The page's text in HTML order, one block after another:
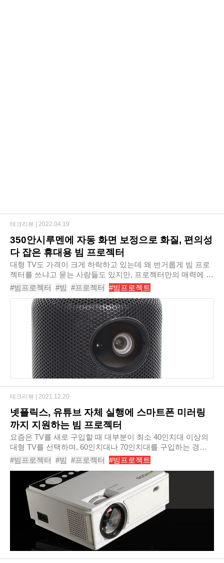
350안시루멘에 자동 화면 보정으로 화질, 편의성
다 잡은 휴대용 빔 프로젝터
대형 TV도 가격이 크게 하락하고 있는데 왜 번거롭게 빔 프로
젝터를 쓰냐고 묻는 사람들도 있지만, 프로젝터만의 매력에 빠
지면 또 다른 세상이 열린다. 하지만 선택에는 신중할 수밖에
없다. 특히 야외에서도 사용할 휴대..
#빔프로젝터 #빔 #프로젝터 #빔프로젝트
#가성비빔프로젝터 #빔프로젝터추천 #미니빔프로젝터
#휴대용빔프로젝터 #넷플릭스
#로이닉스마트빔프로젝터RB15AP
테크리뷰 | 2022.04.19
넷플릭스, 유튜브 자체 실행에 스마트폰 미러링
까지 지원하는 빔 프로젝터
요즘은 TV를 새로 구입할 때 대부분이 최소 40인치대 이상의
대형 TV를 선택하며, 60인치대나 70인치대를 구입하는 경우
도 어렵지 않게 볼 수 있다. 그만큼 디스플레이는 크면 클수록
좋다고 하는데, 대형 TV의 가격이 많이 내..
#빔프로젝터 #빔 #프로젝터 #빔프로젝트
#가성비빔프로젝터 #빔프로젝터추천 #미니빔프로젝터
#유튜브 #넷플릭스 #조이코스LCD스마트빔프로젝터JBA1
테크리뷰 | 2021.12.20